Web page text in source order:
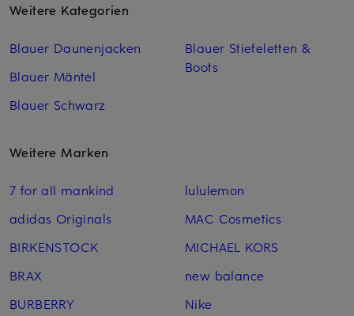
Weitere Kategorien
Blauer Daunenjacken
Blauer Mäntel
Blauer Schwarz
Blauer Stiefeletten &
Boots
Weitere Marken
7 for all mankind
adidas Originals
BIRKENSTOCK
BRAX
BURBERRY
lululemon
MAC Cosmetics
MICHAEL KORS
new balance
Nike